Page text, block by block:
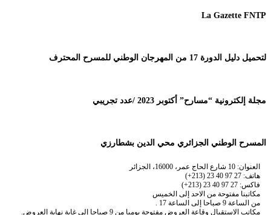
La Gazette FNTP
لتحميل دليل الدورة 17 من المهرجان الوطني للمسرح المحترف
مجلة إلكترونية “مسارح” أكتوبر 2023 /عدد تجريبي
المسرح الوطني الجزائري محي الدين بشطارزي
العنوان: 10 شارع الحاج عمر، 16000، الجزائر
هاتف: 27 97 40 23 (213+)
فاكس: 27 97 40 23 (213+)
مكاتبنا مفتوحة من الاحد إلى الخميس
من الساعة 9 صباحا إلى الساعة 17 .
مكاتب الاستقبال وقاعة العروض مفتوحة يوميا من 9 صباحا إلى غاية نهاية العروض.